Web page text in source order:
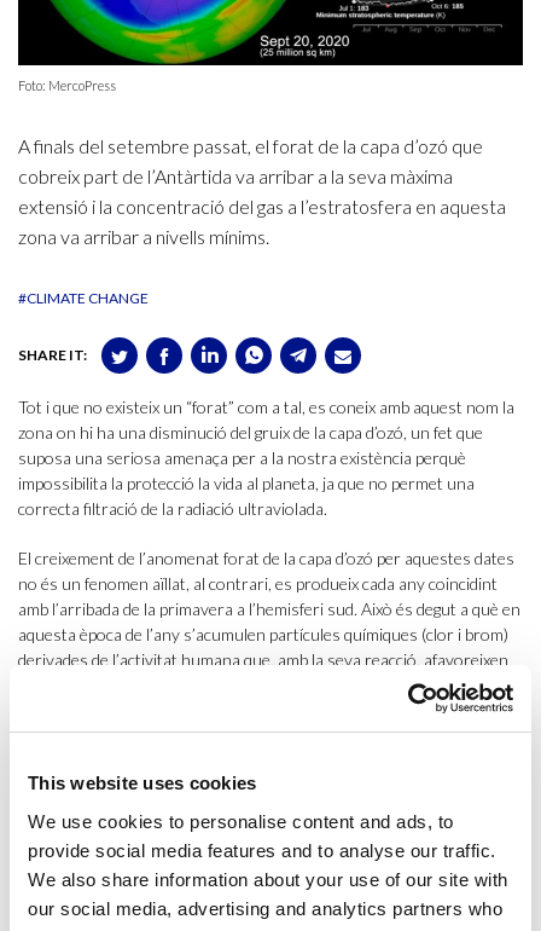
This website uses cookies
We use cookies to personalise content and ads, to
provide social media features and to analyse our traffic.
We also share information about your use of our site with
our social media, advertising and analytics partners who
Foto: MercoPress
A finals del setembre passat, el forat de la capa d’ozó que
cobreix part de l’Antàrtida va arribar a la seva màxima
extensió i la concentració del gas a l’estratosfera en aquesta
zona va arribar a nivells mínims.
#CLIMATE CHANGE
SHARE IT:
Tot i que no existeix un “forat” com a tal, es coneix amb aquest nom la
zona on hi ha una disminució del gruix de la capa d’ozó, un fet que
suposa una seriosa amenaça per a la nostra existència perquè
impossibilita la protecció la vida al planeta, ja que no permet una
correcta filtració de la radiació ultraviolada.
El creixement de l’anomenat forat de la capa d’ozó per aquestes dates
no és un fenomen aïllat, al contrari, es produeix cada any coincidint
amb l’arribada de la primavera a l’hemisferi sud. Això és degut a què en
aquesta època de l’any s’acumulen partícules químiques (clor i brom)
derivades de l’activitat humana que, amb la seva reacció, afavoreixen
Ara bé, el que no és tan habitual és queles dimensions del forat
petit de les últimes tres dècades amb 9 milions de km², mentre que el
2020, amb 25 milions de km², ha entrat en el
top ten
dels anys en què
el forat ha estat més gran, un càlcul que es mesura des del 1979.
Tot i que la mida del forat a la capa d’ozó canvia cada any, darrerament
ha mostrat un comportament poc estable, amb grans variacions d’un